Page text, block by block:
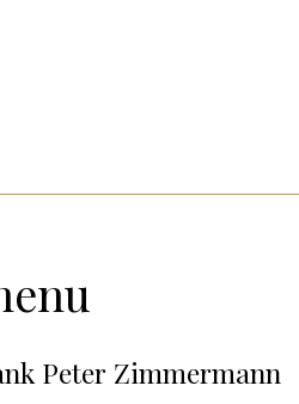
Peter Zimmermann